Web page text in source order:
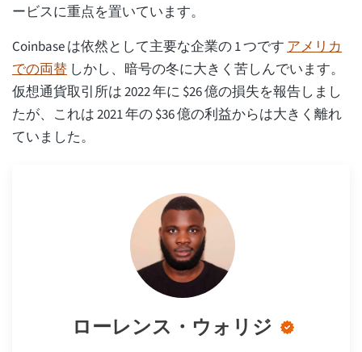
ービスに重点を置いています。
Coinbase は依然として主要な企業の 1 つです アメリカ
での両替 しかし、暗号の冬に大きく苦しんでいます。
仮想通貨取引所は 2022 年に $26 億の損失を報告しまし
たが、これは 2021 年の $36 億の利益からは大きく離れ
ていました。
ローレンス・ウォリジ